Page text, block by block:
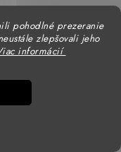
pohodlné prezeranie
zlepšovali jeho
informácií